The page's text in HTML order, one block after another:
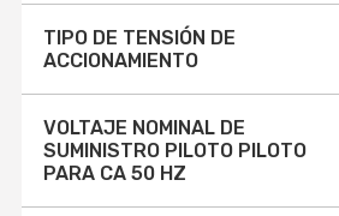
TIPO DE TENSIÓN DE
ACCIONAMIENTO
CA (281)
CA/CC (15)
VOLTAJE NOMINAL DE
SUMINISTRO PILOTO PILOTO
PARA CA 50 HZ